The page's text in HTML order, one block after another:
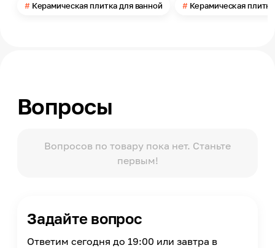
Толщина
Поверхность применения
Стена
Керамическая плитка для ванной Керамическая
Вопросы
Вопросов по товару пока нет. Станьте
первым!
Задайте вопрос
Ответим сегодня до 19:00 или завтра в